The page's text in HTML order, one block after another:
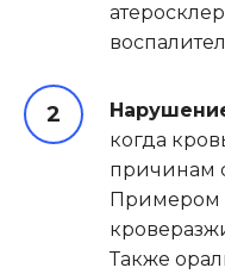
когда
причинам
Примером
Также